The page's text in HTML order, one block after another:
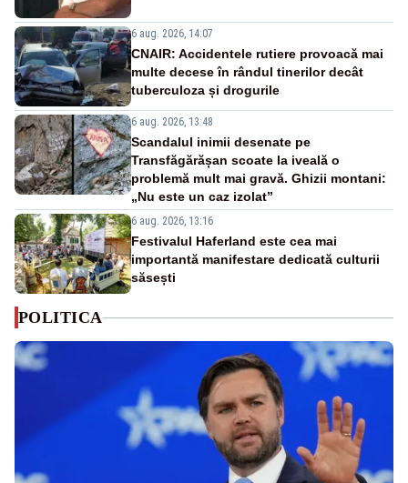
6 aug. 2026, 14:07
CNAIR: Accidentele rutiere provoacă mai
multe decese în rândul tinerilor decât
tuberculoza și drogurile
6 aug. 2026, 13:48
Scandalul inimii desenate pe
Transfăgărășan scoate la iveală o
problemă mult mai gravă. Ghizii montani:
„Nu este un caz izolat”
6 aug. 2026, 13:16
Festivalul Haferland este cea mai
importantă manifestare dedicată culturii
săsești
POLITICA